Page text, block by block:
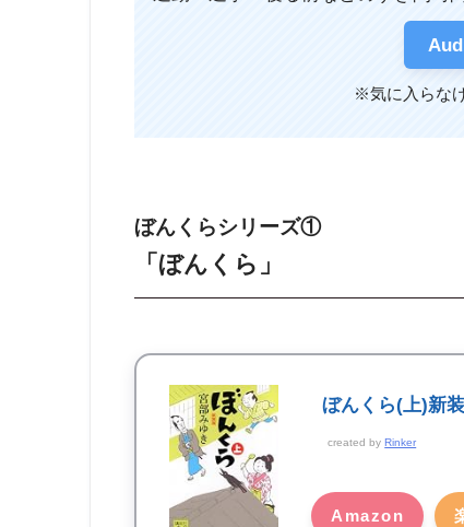
※気に入らな
ぼんくらシリーズ①
「ぼんくら」
ぼんくら(上)新
created byRinker
Amazon